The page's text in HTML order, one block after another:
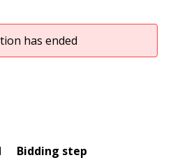
has ended
Bidding step